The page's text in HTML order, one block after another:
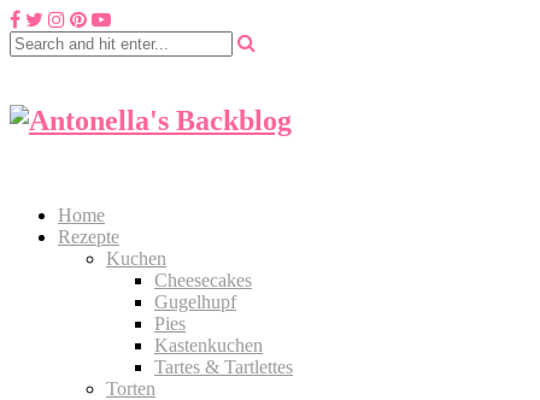
Home
Rezepte
Kuchen
Cheesecakes
Gugelhupf
Pies
Kastenkuchen
Tartes & Tartlettes
Torten